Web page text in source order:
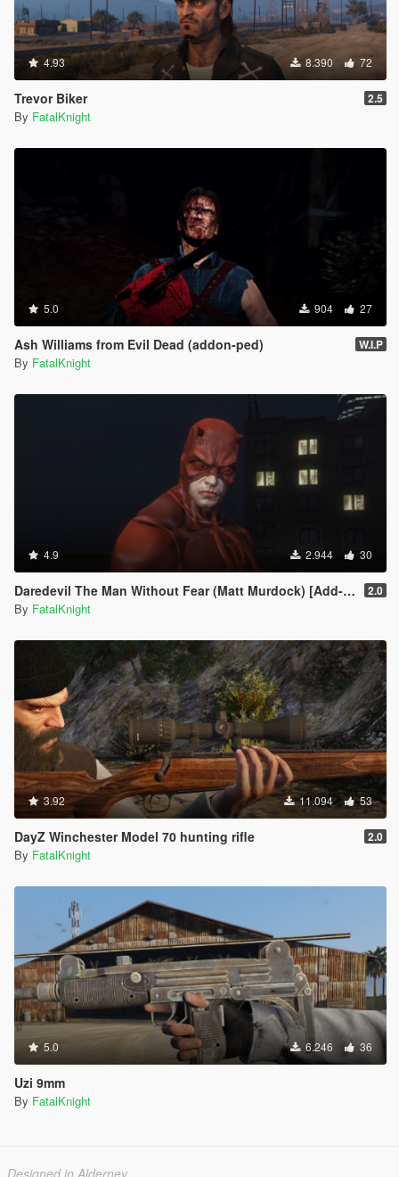
4.93 8.390 72
Trevor Biker 2.5
By FatalKnight
5.0 904 27
Ash Williams from Evil Dead (addon-ped) W.I.P
By FatalKnight
4.9 2.944 30
Daredevil The Man Without Fear (Matt Murdock) [Add-On] 2.0
By FatalKnight
3.92 11.094 53
DayZ Winchester Model 70 hunting rifle 2.0
By FatalKnight
5.0 6.246 36
Uzi 9mm
By FatalKnight